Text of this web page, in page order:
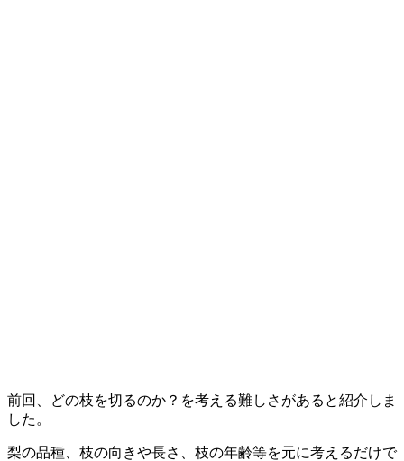
前回、どの枝を切るのか？を考える難しさがあると紹介しま
した。
梨の品種、枝の向きや長さ、枝の年齢等を元に考えるだけで